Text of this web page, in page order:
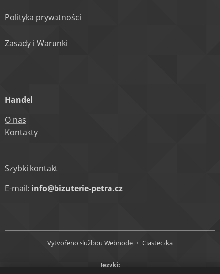
Polityka prywatności
Zasady i Warunki
Handel
O nas
Kontakty
Szybki kontakt
E-mail: info@bizuterie-petra.cz
Vytvořeno službou Webnode Ciasteczka
Języki